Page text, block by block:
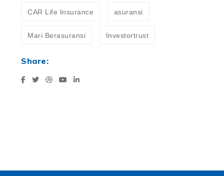
CAR Life Insurance asuransi
Mari Berasuransi Investortrust
Share: